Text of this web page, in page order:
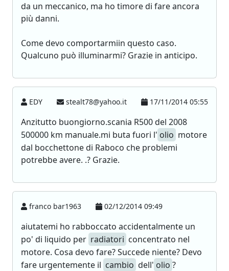
da un meccanico, ma ho timore di fare ancora
più danni.
Come devo comportarmiin questo caso.
Qualcuno può illuminarmi? Grazie in anticipo.
EDY stealt78@yahoo.it 17/11/2014 05:55
Anzitutto buongiorno.scania R500 del 2008
500000 km manuale.mi buta fuori l' olio motore
dal bocchettone di Raboco che problemi
potrebbe avere. .? Grazie.
franco bar1963 02/12/2014 09:49
aiutatemi ho rabboccato accidentalmente un
po' di liquido per radiatori concentrato nel
motore. Cosa devo fare? Succede niente? Devo
fare urgentemente il cambio dell' olio ?